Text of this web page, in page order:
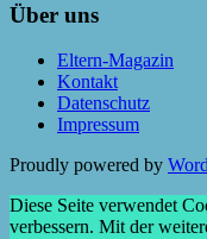
Über uns
Eltern-Magazin
Kontakt
Datenschutz
Impressum
Proudly powered by
Diese Seite verwendet
verbessern. Mit der